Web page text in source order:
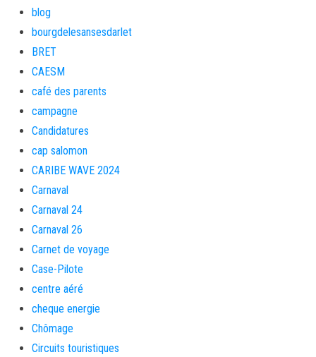
blog
bourgdelesansesdarlet
BRET
CAESM
café des parents
campagne
Candidatures
cap salomon
CARIBE WAVE 2024
Carnaval
Carnaval 24
Carnaval 26
Carnet de voyage
Case-Pilote
centre aéré
cheque energie
Chômage
Circuits touristiques